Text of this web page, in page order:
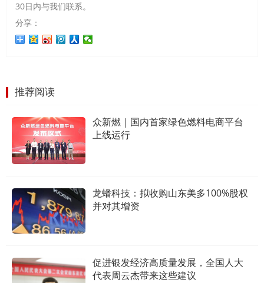
30日内与我们联系。
分享：
推荐阅读
众新燃｜国内首家绿色燃料电商平台
上线运行
龙蟠科技：拟收购山东美多100%股权
并对其增资
促进银发经济高质量发展，全国人大
代表周云杰带来这些建议